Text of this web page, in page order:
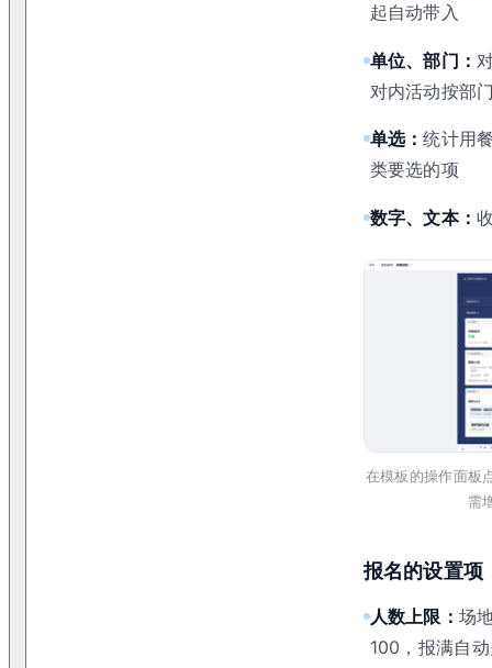
起自动带入
单位、部门：
对内活动按部
单选：统计用
类要选的项
数字、文本：
在模板的操作面板
需
报名的设置项
人数上限：场
100，报满自